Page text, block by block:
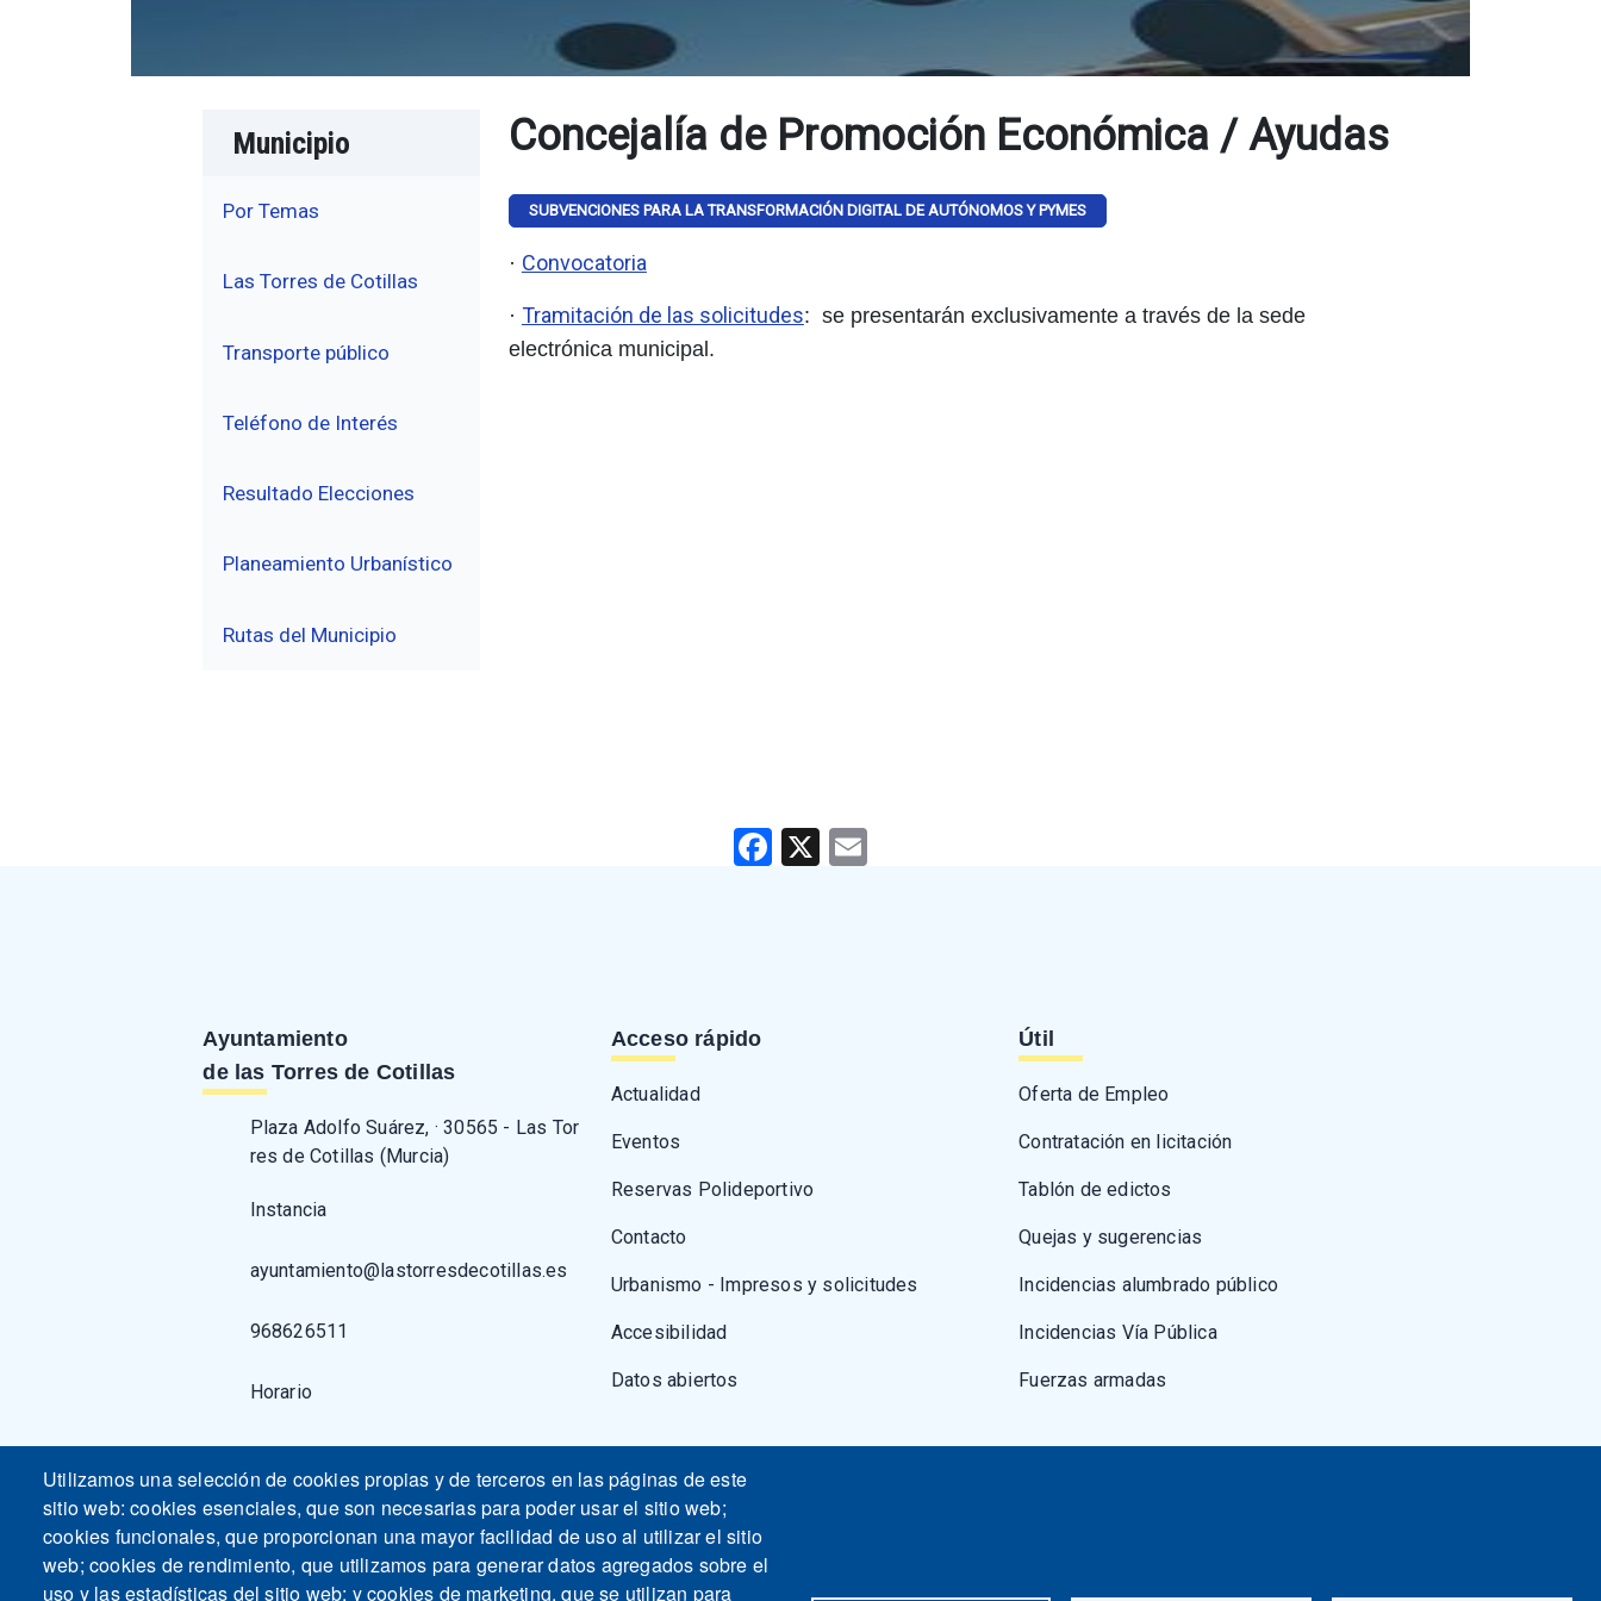
Municipio
Por Temas
Las Torres de Cotillas
Transporte público
Teléfono de Interés
Resultado Elecciones
Planeamiento Urbanístico
Rutas del Municipio
Concejalía de Promoción Económica / Ayudas
SUBVENCIONES PARA LA TRANSFORMACIÓN DIGITAL DE AUTÓNOMOS Y PYMES
· Convocatoria
· Tramitación de las solicitudes: se presentarán exclusivamente a través de la sede
electrónica municipal.
Facebook
X
Ayuntamiento
de las Torres de Cotillas
Plaza Adolfo Suárez, · 30565 - Las Tor
res de Cotillas (Murcia)
Instancia
ayuntamiento@lastorresdecotillas.es
968626511
Horario
Acceso rápido
Actualidad
Eventos
Reservas Polideportivo
Contacto
Urbanismo - Impresos y solicitudes
Accesibilidad
Datos abiertos
Útil
Oferta de Empleo
Contratación en licitación
Tablón de edictos
Quejas y sugerencias
Incidencias alumbrado público
Incidencias Vía Pública
Fuerzas armadas
Utilizamos una selección de cookies propias y de terceros en las páginas de este
sitio web: cookies esenciales, que son necesarias para poder usar el sitio web;
cookies funcionales, que proporcionan una mayor facilidad de uso al utilizar el sitio
web; cookies de rendimiento, que utilizamos para generar datos agregados sobre el
uso y las estadísticas del sitio web; y cookies de marketing, que se utilizan para